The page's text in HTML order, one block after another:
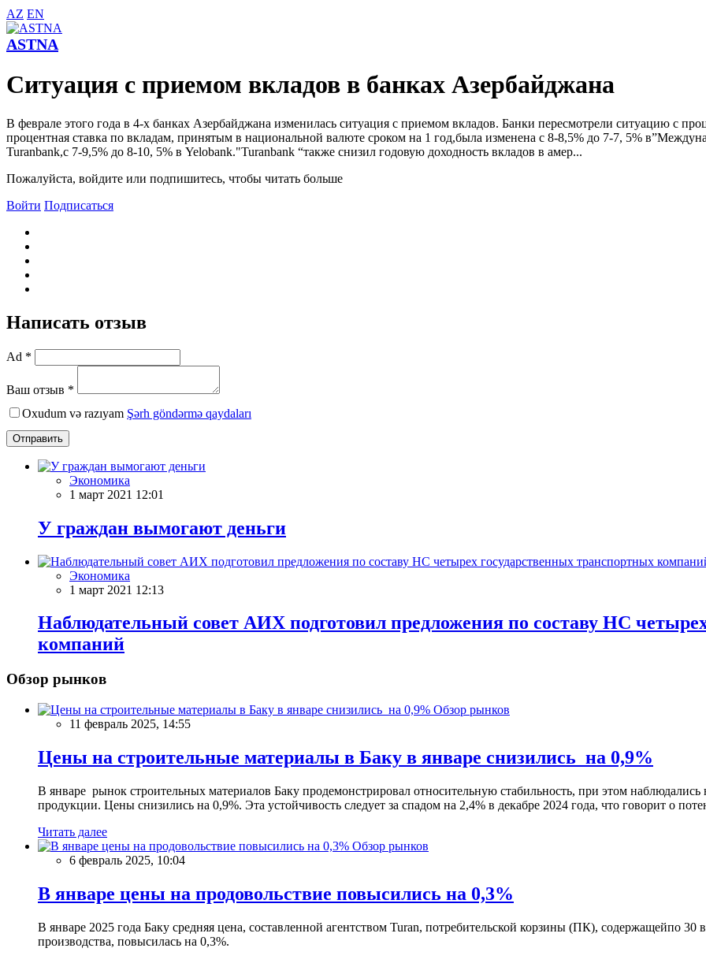
AZ EN
ASTNA
Ситуация с приемом вкладов в банках Aзербайджана
B феврале этого года в 4-х банках Азербайджана изменилась ситуация с приемом вкладов. Банки пересмотрели ситуацию с
процентная ставка по вкладам, принятым в национальной валюте сроком на 1 год,была изменена с 8-8,5% до 7-7, 5%
Turanbank,с 7-9,5% до 8-10, 5% в Yelobank."Turanbank “также снизил годовую доходность вкладов в амер...
Пожалуйста, войдите или подпишитесь, чтобы читать больше
Войти Подписаться
Написать отзыв
Ad *
Ваш отзыв *
Oxudum və razıyam Şərh göndərmə qaydaları
Отправить
Экономика
1 март 2021 12:01
У граждан вымогают деньги
Экономика
1 март 2021 12:13
Наблюдательный совет АИХ подготовил предложения по составу НС
компаний
Обзор рынков
Обзор рынков
11 февраль 2025, 14:55
Цены на строительные материалы в Баку в январе снизились на 0,9%
В январе рынок строительных материалов Баку продемонстрировал относительную стабильность, при этом
продукции. Цены снизились на 0,9%. Эта устойчивость следует за спадом на 2,4% в декабре 2024 года, что говорит о
Читать далее
Обзор рынков
6 февраль 2025, 10:04
В январе цены на продовольствие повысились на 0,3%
В январе 2025 года Баку средняя цена, составленной агентством Turan, потребительской корзины (ПК), содержащейпо
производства, повысилась на 0,3%.